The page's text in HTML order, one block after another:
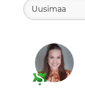
Uusimaa